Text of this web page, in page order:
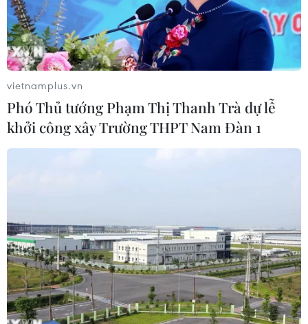
Khôi phục cấp điện cho hơn 91% khách
Thống kê của EVNNPC cho thấy bão số 1 đã làm hư
hỏng một máy biến áp trung áp, 17 cột điện trung áp bị
gãy đổ, 8 cột trung áp bị nghiêng, sạt lở hoặc rạn nứt
và 33 cột hạ áp bị gãy đổ.
vietnamplus.vn
Phó Thủ tướng Phạm Thị Thanh Trà dự lễ
khởi công xây Trường THPT Nam Đàn 1